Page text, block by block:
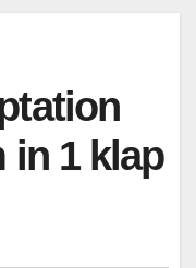
in 1 klap